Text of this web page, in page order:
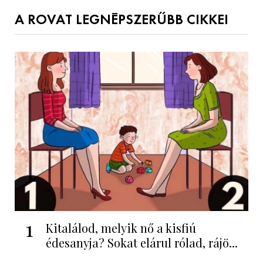
A ROVAT LEGNÉPSZERŰBB CIKKEI
1
Kitalálod, melyik nő a kisfiú
édesanyja? Sokat elárul rólad, rájö...